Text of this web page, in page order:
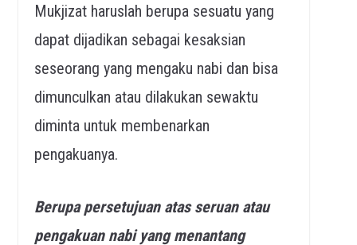
Mukjizat haruslah berupa sesuatu yang
dapat dijadikan sebagai kesaksian
seseorang yang mengaku nabi dan bisa
dimunculkan atau dilakukan sewaktu
diminta untuk membenarkan
pengakuanya.
Berupa persetujuan atas seruan atau
pengakuan nabi yang menantang